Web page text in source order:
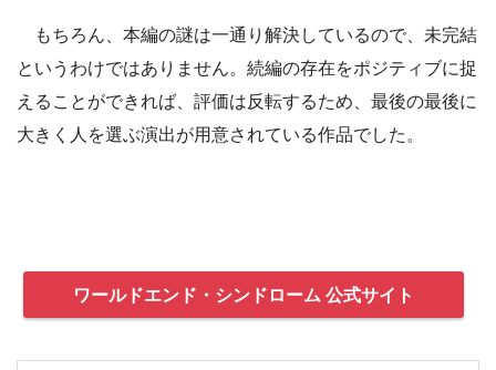
もちろん、本編の謎は一通り解決しているので、未完結
というわけではありません。続編の存在をポジティブに捉
えることができれば、評価は反転するため、最後の最後に
大きく人を選ぶ演出が用意されている作品でした。
ワールドエンド・シンドローム 公式サイト